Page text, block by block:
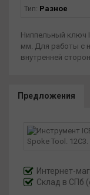
Тип: Разное
Ниппельный ключ
мм. Для работы с
внутренней
Предложения
Интернет-
Склад в СПб